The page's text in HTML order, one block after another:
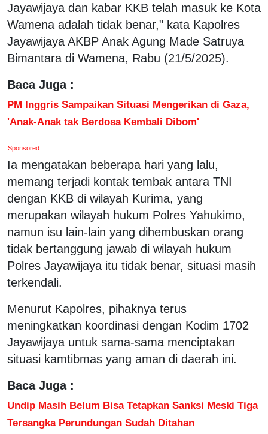
Jayawijaya dan kabar KKB telah masuk ke Kota
Wamena adalah tidak benar," kata Kapolres
Jayawijaya AKBP Anak Agung Made Satruya
Bimantara di Wamena, Rabu (21/5/2025).
Baca Juga :
PM Inggris Sampaikan Situasi Mengerikan di Gaza,
'Anak-Anak tak Berdosa Kembali Dibom'
Sponsored
Ia mengatakan beberapa hari yang lalu,
memang terjadi kontak tembak antara TNI
dengan KKB di wilayah Kurima, yang
merupakan wilayah hukum Polres Yahukimo,
namun isu lain-lain yang dihembuskan orang
tidak bertanggung jawab di wilayah hukum
Polres Jayawijaya itu tidak benar, situasi masih
terkendali.
Menurut Kapolres, pihaknya terus
meningkatkan koordinasi dengan Kodim 1702
Jayawijaya untuk sama-sama menciptakan
situasi kamtibmas yang aman di daerah ini.
Baca Juga :
Undip Masih Belum Bisa Tetapkan Sanksi Meski Tiga
Tersangka Perundungan Sudah Ditahan